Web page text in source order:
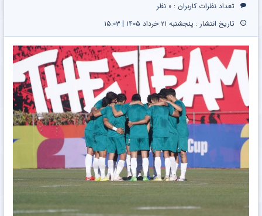
تعداد نظرات کاربران : ۰ نظر
تاریخ انتشار : پنجشنبه ۲۱ خرداد ۱۴۰۵ | ۱۵:۰۳